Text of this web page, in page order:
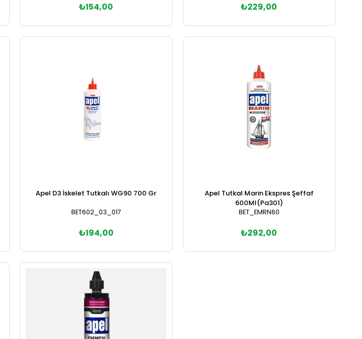
₺154,00
Sepete Ekle
₺229,00
Sepete Ekle
Apel D3 İskelet Tutkalı WG90 700 Gr
BET602_03_017
₺194,00
Sepete Ekle
Apel Tutkal Marin Ekspres Şeffaf
600Ml(Pa301)
BET_EMRN60
₺292,00